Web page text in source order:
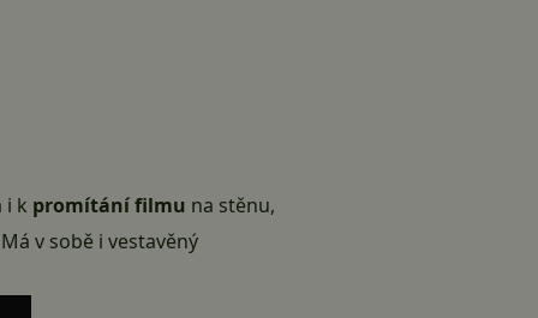
i k promítání filmu na stěnu,
v sobě i vestavěný